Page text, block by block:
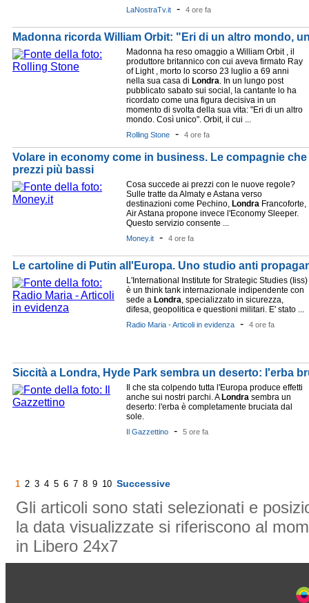
LaNostraTv.it - 4 ore fa
Madonna ricorda William Orbit: "Eri di un altro mondo,
Madonna ha reso omaggio a William Orbit , il
produttore britannico con cui aveva firmato Ray
of Light , morto lo scorso 23 luglio a 69 anni
nella sua casa di Londra. In un lungo post
pubblicato sabato sui social, la cantante lo ha
ricordato come una figura decisiva in un
momento di svolta della sua vita: "Eri di un altro
mondo. Così unico". Orbit, il cui ...
Rolling Stone - 4 ore fa
Volare in economy come in business. Le compagnie
prezzi più bassi
Cosa succede ai prezzi con le nuove regole?
Sulle tratte da Almaty e Astana verso
destinazioni come Pechino, Londra Francoforte,
Air Astana propone invece l'Economy Sleeper.
Questo servizio consente ...
Money.it - 4 ore fa
Le cartoline di Putin all'Europa. Uno studio anti
L'International Institute for Strategic Studies (Iiss)
è un think tank internazionale indipendente con
sede a Londra, specializzato in sicurezza,
difesa, geopolitica e questioni militari. E' stato ...
Radio Maria - Articoli in evidenza - 4 ore fa
Siccità a Londra, Hyde Park sembra un deserto: l'erba
Il che sta colpendo tutta l'Europa produce effetti
anche sui nostri parchi. A Londra sembra un
deserto: l'erba è completamente bruciata dal
sole.
Il Gazzettino - 5 ore fa
1 2 3 4 5 6 7 8 9 10 Successive
Gli articoli sono stati selezionati e
la data visualizzate si riferiscono al
in Libero 24x7